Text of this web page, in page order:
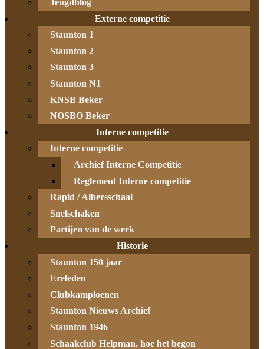
Jeugdblog
Externe competitie
Staunton 1
Staunton 2
Staunton 3
Staunton N1
KNSB Beker
NOSBO Beker
Interne competitie
Interne competitie
Archief Interne Competitie
Reglement Interne competitie
Rapid / Albersschaal
Snelschaken
Partijen van de week
Historie
Staunton 150 jaar
Ereleden
Clubkampioenen
Staunton Nieuws Archief
Staunton 1946
Schaakclub Helpman, hoe het begon